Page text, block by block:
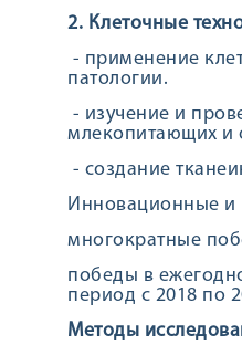
2. Клеточные
- применение
патологии.
- изучение и
млекопитающих и
- создание
Инновационные и
многократные
победы в
период с 2018 по
Методы